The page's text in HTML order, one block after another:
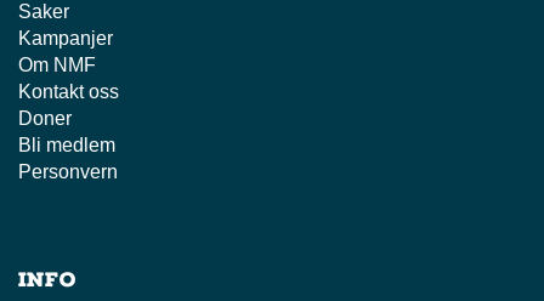
Saker
Kampanjer
Om NMF
Kontakt oss
Doner
Bli medlem
Personvern
Info